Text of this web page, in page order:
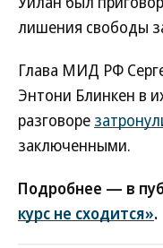
лишения свободы
Глава МИД РФ
Энтони Блинкен в
разговоре
заключенными.
Подробнее — в
курс не сходится».